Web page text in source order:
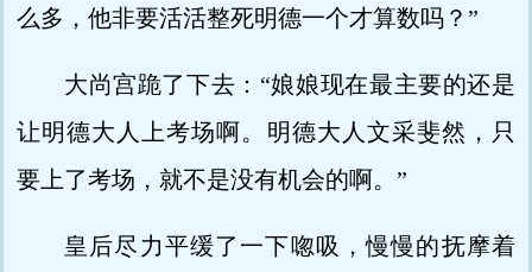
么多，他非要活活整死明德一个才算数吗？”
大尚宫跪了下去：“娘娘现在最主要的还是
让明德大人上考场啊。明德大人文采斐然，只
要上了考场，就不是没有机会的啊。”
皇后尽力平缓了一下唿吸，慢慢的抚摩着